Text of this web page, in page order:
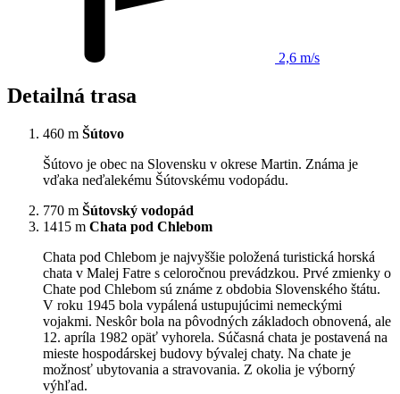
2,6 m/s
Detailná trasa
460 m Šútovo
Šútovo je obec na Slovensku v okrese Martin. Známa je
vďaka neďalekému Šútovskému vodopádu.
770 m Šútovský vodopád
1415 m Chata pod Chlebom
Chata pod Chlebom je najvyššie položená turistická horská
chata v Malej Fatre s celoročnou prevádzkou. Prvé zmienky o
Chate pod Chlebom sú známe z obdobia Slovenského štátu.
V roku 1945 bola vypálená ustupujúcimi nemeckými
vojakmi. Neskôr bola na pôvodných základoch obnovená, ale
12. apríla 1982 opäť vyhorela. Súčasná chata je postavená na
mieste hospodárskej budovy bývalej chaty. Na chate je
možnosť ubytovania a stravovania. Z okolia je výborný
výhľad.